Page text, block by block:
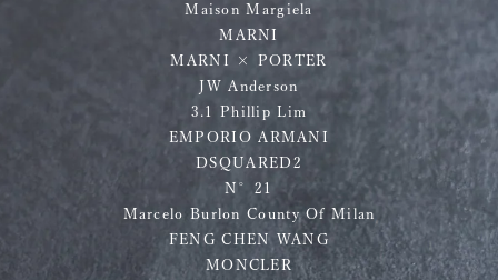
Maison Margiela
MARNI
MARNI × PORTER
JW Anderson
3.1 Phillip Lim
EMPORIO ARMANI
DSQUARED2
N°21
Marcelo Burlon County Of Milan
FENG CHEN WANG
MONCLER